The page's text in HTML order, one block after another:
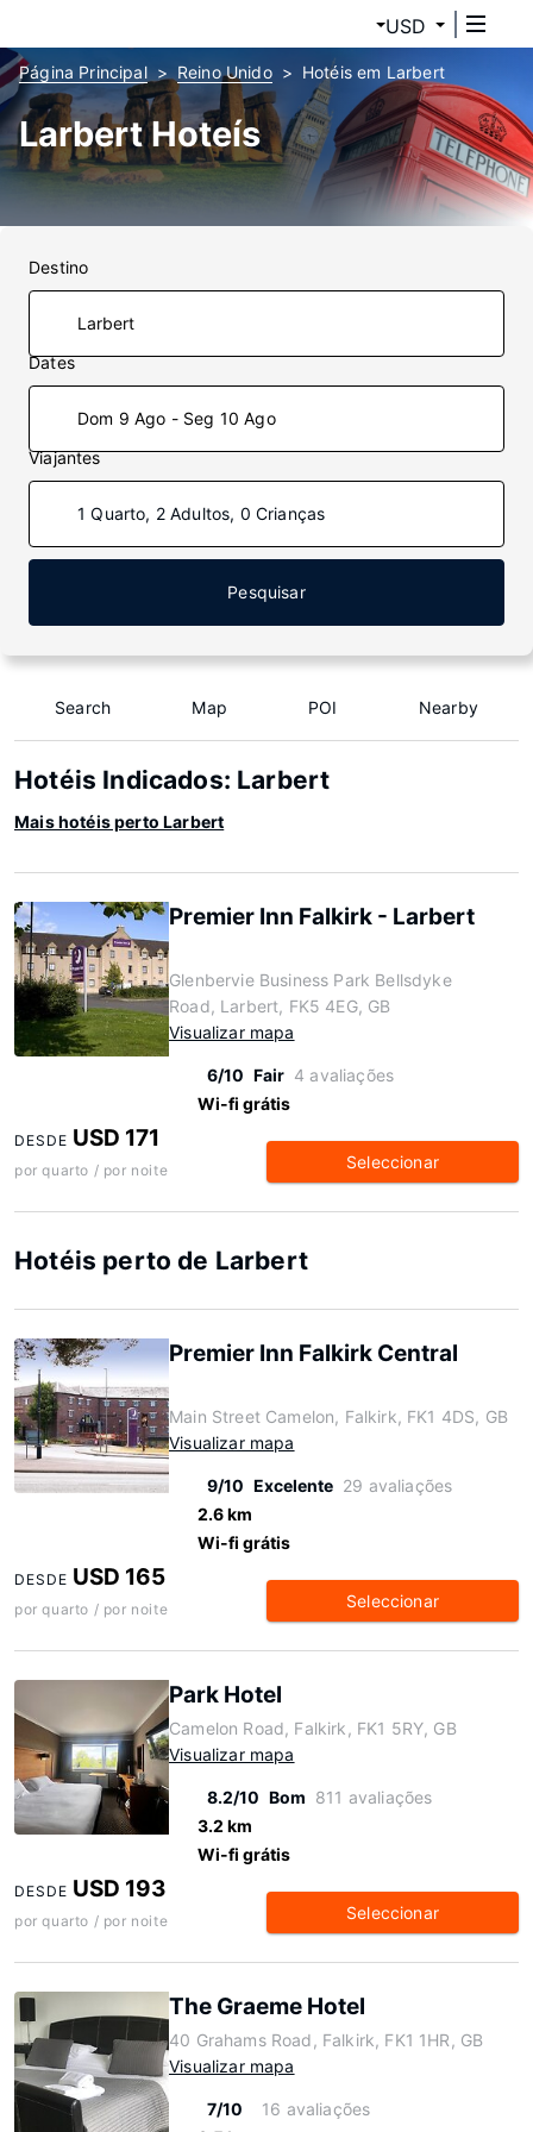
USD
Página Principal Reino Unido Hotéis em Larbert
Larbert Hoteís
Destino
Dates
Dom 9 Ago - Seg 10 Ago
Viajantes
1 Quarto, 2 Adultos, 0 Crianças
Pesquisar
Search Map POI Nearby
Hotéis Indicados: Larbert
Mais hotéis perto Larbert
Premier Inn Falkirk - Larbert
Glenbervie Business Park Bellsdyke
Road, Larbert, FK5 4EG, GB
Visualizar mapa
6/10 Fair 4 avaliações
Wi-fi grátis
DESDE USD 171
por quarto / por noite Seleccionar
Hotéis perto de Larbert
Premier Inn Falkirk Central
Main Street Camelon, Falkirk, FK1 4DS, GB
Visualizar mapa
9/10 Excelente 29 avaliações
2.6 km
Wi-fi grátis
DESDE USD 165
por quarto / por noite Seleccionar
Park Hotel
Camelon Road, Falkirk, FK1 5RY, GB
Visualizar mapa
8.2/10 Bom 811 avaliações
3.2 km
Wi-fi grátis
DESDE USD 193
por quarto / por noite Seleccionar
The Graeme Hotel
40 Grahams Road, Falkirk, FK1 1HR, GB
Visualizar mapa
7/10
16 avaliações